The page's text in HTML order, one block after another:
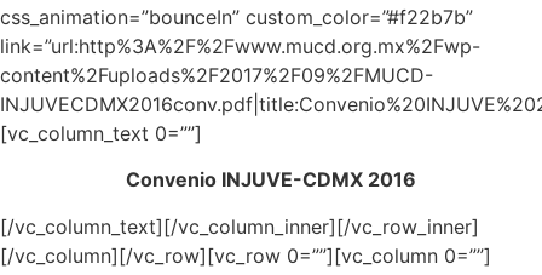
css_animation=”bounceIn” custom_color=”#f22b7b”
link=”url:http%3A%2F%2Fwww.mucd.org.mx%2Fwp-
content%2Fuploads%2F2017%2F09%2FMUCD-
[vc_column_text 0=””]
Convenio INJUVE-CDMX 2016
[/vc_column_text][/vc_column_inner][/vc_row_inner]
[/vc_column][/vc_row][vc_row 0=””][vc_column 0=””]